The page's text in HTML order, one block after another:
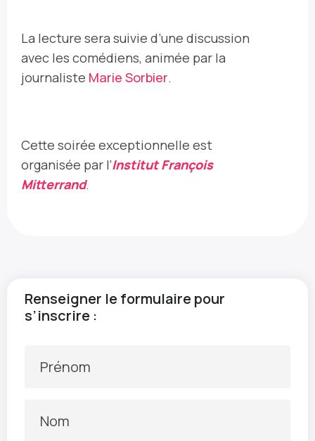
La lecture sera suivie d’une discussion
avec les comédiens, animée par la
journaliste Marie Sorbier.
Cette soirée exceptionnelle est
organisée par l’Institut François
Mitterrand.
Renseigner le formulaire pour
s’inscrire :
Prénom
Nom